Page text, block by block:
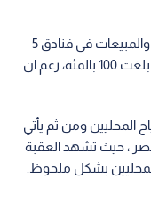
من جهة اخرى أكد عدد من مديري التسويق والمبيعات في فنادق 5
نجوم العاملة في العقبة ان نسب حجوزاتها بلغت 100 بالمئة، رغم ان
المحليين ومن ثم يأتي
، حيث تشهد العقبة
بشكل ملحوظ.